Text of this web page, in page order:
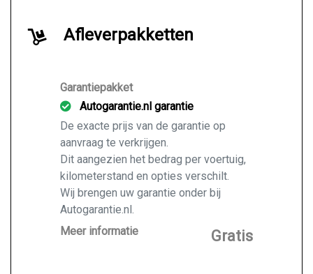
Afleverpakketten
Garantiepakket
Autogarantie.nl garantie
De exacte prijs van de garantie op
aanvraag te verkrijgen.
Dit aangezien het bedrag per voertuig,
kilometerstand en opties verschilt.
Wij brengen uw garantie onder bij
Autogarantie.nl.
Vraag ons naar de mogelijkheden voor
Meer informatie Gratis